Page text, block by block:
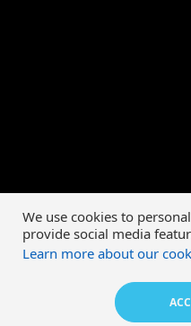
We use cookies to
provide social media
Learn more about our